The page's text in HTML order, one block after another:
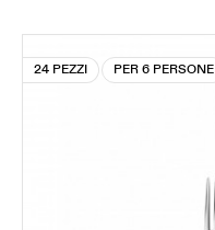
24 PEZZI PER 6 PERSONE